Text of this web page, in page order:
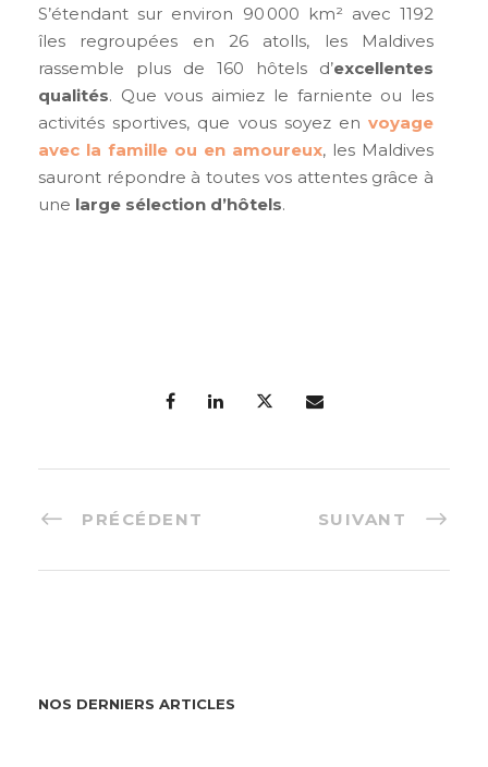
S’étendant sur environ 90 000 km² avec 1192
îles regroupées en 26 atolls, les Maldives
rassemble plus de 160 hôtels d’excellentes
qualités. Que vous aimiez le farniente ou les
activités sportives, que vous soyez en voyage
avec la famille ou en amoureux, les Maldives
sauront répondre à toutes vos attentes grâce à
une large sélection d’hôtels.
PRÉCÉDENT SUIVANT
NOS DERNIERS ARTICLES